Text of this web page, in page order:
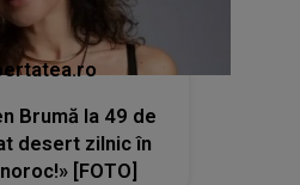
Brumă la 49 de
desert zilnic în
[FOTO]